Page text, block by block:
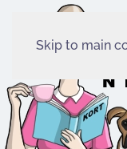
Skip to main